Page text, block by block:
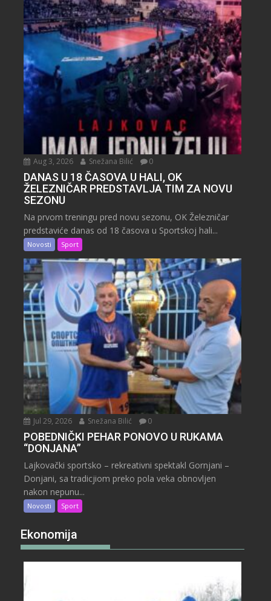
Aug 3, 2026 Snežana Bilić 0
DANAS U 18 ČASOVA U HALI, OK
ŽELEZNIČAR PREDSTAVLJA TIM ZA NOVU
SEZONU
Na prvom treningu pred novu sezonu, OK Železničar
predstaviće danas od 18 časova u Sportskoj hali...
Novosti Sport
Jul 29, 2026 Snežana Bilić 0
POBEDNIČKI PEHAR PONOVO U RUKAMA
“DONJANA”
Lajkovački sportsko – rekreativni spektakl Gornjani –
Donjani, sa tradicjiom preko pola veka obnovljen
nakon nepunu...
Novosti Sport
Ekonomija